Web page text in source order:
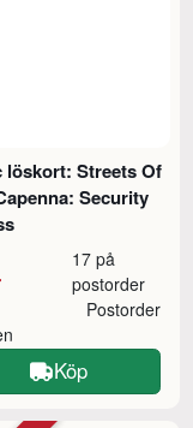
löskort: Streets Of
Security
17 på
postorder
Postorder
Köp